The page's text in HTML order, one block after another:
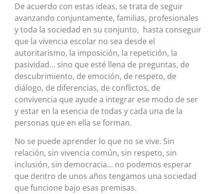
De acuerdo con estas ideas, se trata de seguir
avanzando conjuntamente, familias, profesionales
y toda la sociedad en su conjunto, hasta conseguir
que la vivencia escolar no sea desde el
autoritarismo, la imposición, la repetición, la
pasividad… sino que esté llena de preguntas, de
descubrimiento, de emoción, de respeto, de
diálogo, de diferencias, de conflictos, de
convivencia que ayude a integrar ese modo de ser
y estar en la esencia de todas y cada una de la
personas que en ella se forman.
No se puede aprender lo que no se vive. Sin
relación, sin vivencia común, sin respeto, sin
inclusión, sin democracia… no podemos esperar
que dentro de unos años tengamos una sociedad
que funcione bajo esas premisas.